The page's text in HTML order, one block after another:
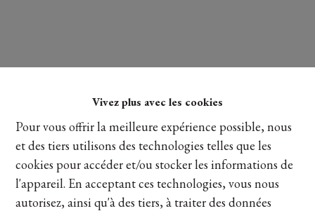
Vivez plus avec les cookies
Pour vous offrir la meilleure expérience possible, nous
et des tiers utilisons des technologies telles que les
cookies pour accéder et/ou stocker les informations de
l'appareil. En acceptant ces technologies, vous nous
autorisez, ainsi qu'à des tiers, à traiter des données
Lire plus
Partager